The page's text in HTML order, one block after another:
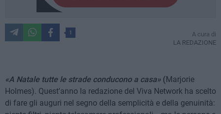
1
A cura di
LA REDAZIONE
«A Natale tutte le strade conducono a casa» (Marjorie
Holmes). Quest'anno la redazione del Viva Network ha scelto
di fare gli auguri nel segno della semplicità e della genuinità: